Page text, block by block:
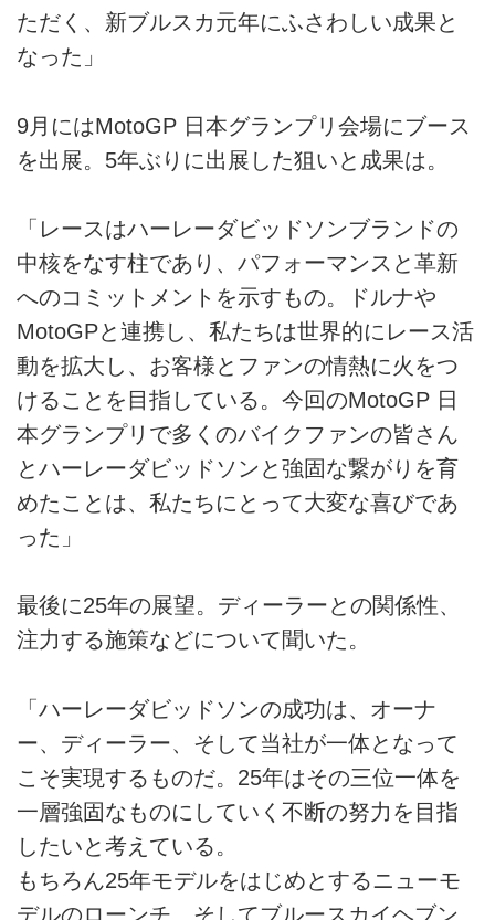
ただく、新ブルスカ元年にふさわしい成果と
なった」
9月にはMotoGP 日本グランプリ会場にブース
を出展。5年ぶりに出展した狙いと成果は。
「レースはハーレーダビッドソンブランドの
中核をなす柱であり、パフォーマンスと革新
へのコミットメントを示すもの。ドルナや
MotoGPと連携し、私たちは世界的にレース活
動を拡大し、お客様とファンの情熱に火をつ
けることを目指している。今回のMotoGP 日
本グランプリで多くのバイクファンの皆さん
とハーレーダビッドソンと強固な繋がりを育
めたことは、私たちにとって大変な喜びであ
った」
最後に25年の展望。ディーラーとの関係性、
注力する施策などについて聞いた。
「ハーレーダビッドソンの成功は、オーナ
ー、ディーラー、そして当社が一体となって
こそ実現するものだ。25年はその三位一体を
一層強固なものにしていく不断の努力を目指
したいと考えている。
もちろん25年モデルをはじめとするニューモ
デルのローンチ、そしてブルースカイヘブン